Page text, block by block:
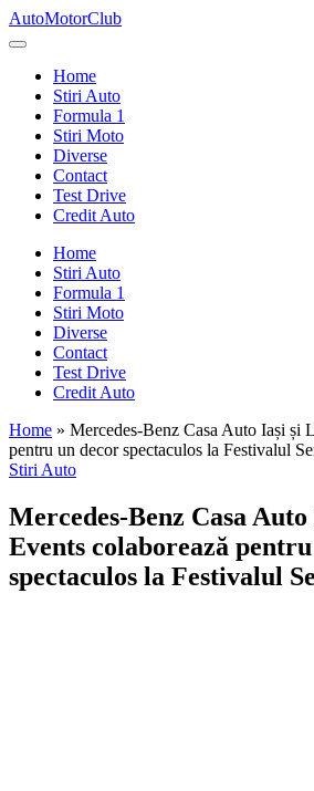
Skip
to
AutoMotorClub
Totul
masini
pasionatii
masini
Home
Stiri Auto
Formula 1
Stiri Moto
Diverse
Contact
Test Drive
Credit Auto
Home
Stiri Auto
Formula 1
Stiri Moto
Diverse
Contact
Test Drive
Credit Auto
Home » Mercedes-Benz Casa Auto Iași și
pentru un decor spectaculos la Festivalul
Posted
Stiri Auto
Mercedes-Benz Casa
Events colaborează
spectaculos la Festivalul